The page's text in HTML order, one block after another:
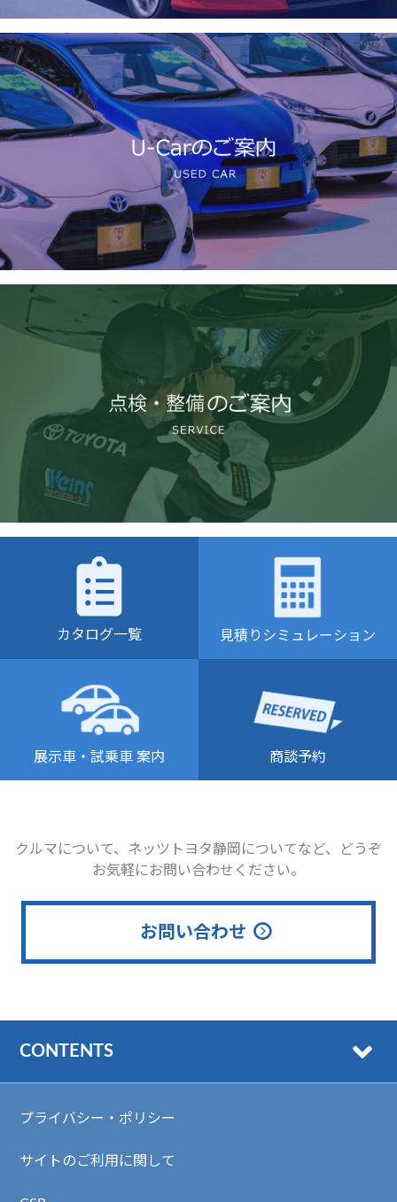
カタログ一覧 見積りシミュレーション
展示車・試乗車 案内 商談予約
クルマについて、ネッツトヨタ静岡についてなど、どうぞ
お気軽にお問い合わせください。
お問い合わせ
CONTENTS
プライバシー・ポリシー
サイトのご利用に関して